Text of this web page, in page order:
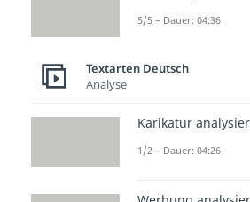
5/5 – Dauer: 04:36
Textarten Deutsch
Analyse
Karikatur
1/2 – Dauer: 04:26